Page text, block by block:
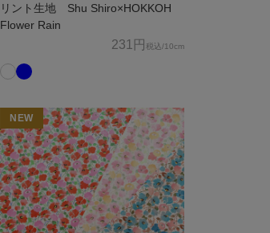
リント生地 Shu Shiro×HOKKOH
Flower Rain
231円 税込/10cm
NEW